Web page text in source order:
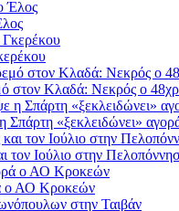
στον Κλαδά: Νεκρός ο
«ξεκλειδώνει»
τον Ιούλιο στην
ο ΑΟ Κροκεών